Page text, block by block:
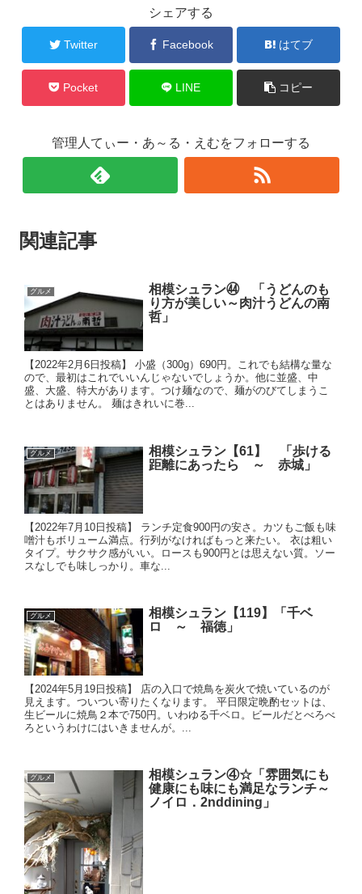
シェアする
Twitter Facebook はてブ
Pocket LINE コピー
管理人てぃー・あ～る・えむをフォローする
関連記事
グルメ
相模シュラン㊹ 「うどんのも
り方が美しい～肉汁うどんの南
哲」
【2022年2月6日投稿】 小盛（300g）690円。これでも結構な量な
ので、最初はこれでいいんじゃないでしょうか。他に並盛、中
盛、大盛、特大があります。つけ麺なので、麺がのびてしまうこ
とはありません。 麺はきれいに巻...
グルメ
相模シュラン【61】 「歩ける
距離にあったら ～ 赤城」
【2022年7月10日投稿】 ランチ定食900円の安さ。カツもご飯も味
噌汁もボリューム満点。行列がなければもっと来たい。 衣は粗い
タイプ。サクサク感がいい。ロースも900円とは思えない質。ソー
スなしでも味しっかり。車な...
グルメ
相模シュラン【119】「千ベ
ロ ～ 福徳」
【2024年5月19日投稿】 店の入口で焼鳥を炭火で焼いているのが
見えます。ついつい寄りたくなります。 平日限定晩酌セットは、
生ビールに焼鳥２本で750円。いわゆる千ベロ。ビールだとべろべ
ろというわけにはいきませんが。...
グルメ
相模シュラン④☆「雰囲気にも
健康にも味にも満足なランチ～
ノイロ．2nddining」